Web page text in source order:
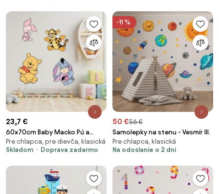
23,7 €
60x70cm Baby Macko Pú a
kamaráti - nálepka na stenu
Pre chlapca, pre dievča, klasická
Skladom
Doprava zadarmo
-11 %
50 €56 €
Samolepky na stenu - Vesmír III.
Pre chlapca, klasická
Na odoslanie o 2 dni